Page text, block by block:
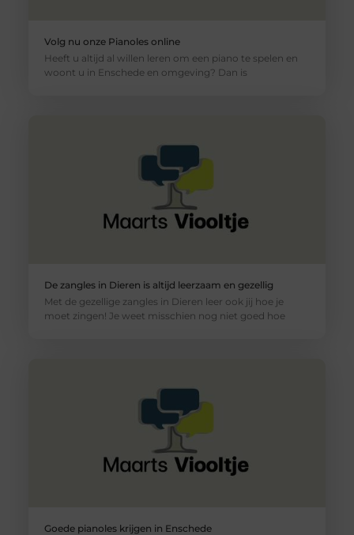
Volg nu onze Pianoles online
Heeft u altijd al willen leren om een piano te spelen en
woont u in Enschede en omgeving? Dan is
De zangles in Dieren is altijd leerzaam en gezellig
Met de gezellige zangles in Dieren leer ook jij hoe je
moet zingen! Je weet misschien nog niet goed hoe
Goede pianoles krijgen in Enschede